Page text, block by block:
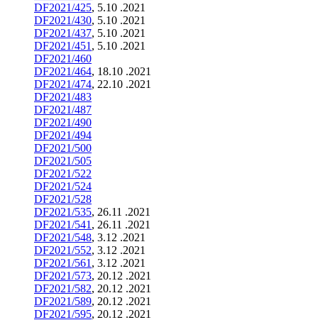
DF2021/425, 5.10 .2021
DF2021/430, 5.10 .2021
DF2021/437, 5.10 .2021
DF2021/451 , 5.10 .2021
DF2021/460
DF2021/464, 18.10 .2021
DF2021/474, 22.10 .2021
DF2021/483
DF2021/487
DF2021/490
DF2021/494
DF2021/500
DF2021/505
DF2021/522
DF2021/524
DF2021/528
DF2021/535, 26.11 .2021
DF2021/541 , 26.11 .2021
DF2021/548, 3.12 .2021
DF2021/552, 3.12 .2021
DF2021/561 , 3.12 .2021
DF2021/573, 20.12 .2021
DF2021/582, 20.12 .2021
DF2021/589, 20.12 .2021
DF2021/595, 20.12 .2021